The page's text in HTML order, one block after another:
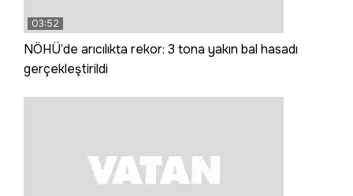
03:52
NÖHÜ’de arıcılıkta rekor: 3 tona yakın bal hasadı
gerçekleştirildi